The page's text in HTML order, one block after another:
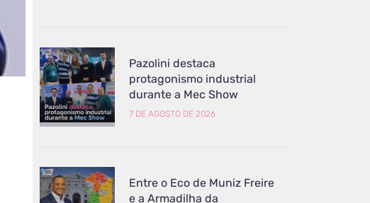
Pazolini destaca
protagonismo industrial
durante a Mec Show
7 DE AGOSTO DE 2026
Entre o Eco de Muniz Freire
e a Armadilha da